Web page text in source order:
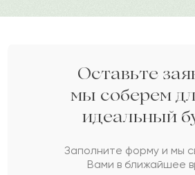
Б Бексеит
Жусип
Гаяс
Айсулу
Оставьте
мы соберем
идеальный
Заполните форму и мы
Вами в ближайшее